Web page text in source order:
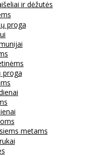
ir dėžutės
proga
proga
metams